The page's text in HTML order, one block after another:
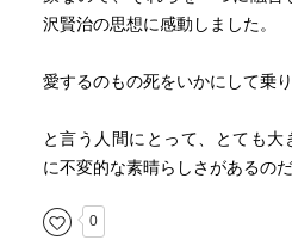
したけど光が120年たってやっと
動物にも幸せになる権利がある
もきっと手が届くはずー、そん
◇◇◇◇◇◇
カンパネルラは、いじめっ子
河鉄道の乗客は亡くなった人た
沢賢治の思想に感動しました。
愛するのもの死をいかにして乗り
と言う人間にとって、とても
に不変的な素晴らしさがあるの
0